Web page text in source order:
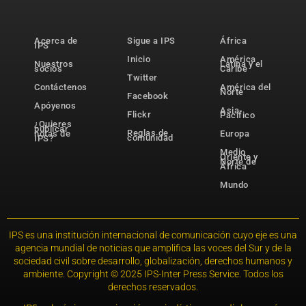
Acerca de
IPS
Nuestros
socios
Contáctenos
Apóyenos
¿Quieres
publicar
notas de
IPS?
Sigue a IPS
Inicio
Twitter
Facebook
Flickr
Reglas de
comunidad
África
América
Latina y el
Caribe
América del
Norte
Asia-
Pacífico
Europa
Medio
Oriente y
Norte de
África
Mundo
IPS es una institución internacional de comunicación cuyo eje es una
agencia mundial de noticias que amplifica las voces del Sur y de la
sociedad civil sobre desarrollo, globalización, derechos humanos y
ambiente. Copyright © 2025 IPS-Inter Press Service. Todos los
derechos reservados.